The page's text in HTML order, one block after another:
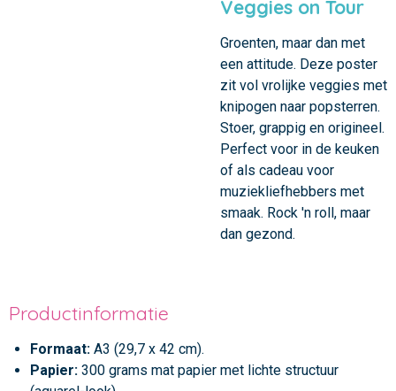
Veggies on Tour
Groenten, maar dan met
een attitude. Deze poster
zit vol vrolijke veggies met
knipogen naar popsterren.
Stoer, grappig en origineel.
Perfect voor in de keuken
of als cadeau voor
muziekliefhebbers met
smaak. Rock 'n roll, maar
dan gezond.
Productinformatie
Formaat: A3 (29,7 x 42 cm).
Papier: 300 grams mat papier met lichte structuur